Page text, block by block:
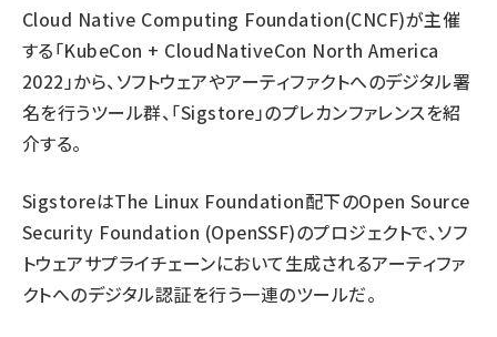
Cloud Native Computing Foundation(CNCF)が主催
する「KubeCon + CloudNativeCon North America
2022」から、ソフトウェアやアーティファクトへのデジタル署
名を行うツール群、「Sigstore」のプレカンファレンスを紹
介する。
SigstoreはThe Linux Foundation配下のOpen Source
Security Foundation (OpenSSF)のプロジェクトで、ソフ
トウェアサプライチェーンにおいて生成されるアーティファ
クトへのデジタル認証を行う一連のツールだ。